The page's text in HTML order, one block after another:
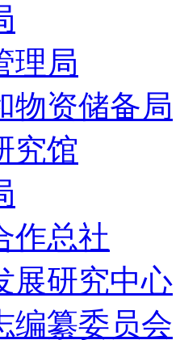
理局
物资储备局
究馆
作总社
展研究中心
编纂委员会